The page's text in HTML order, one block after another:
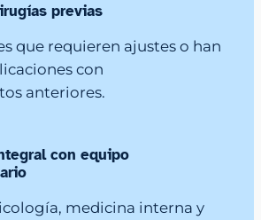
previas
que requieren ajustes o han
con
anteriores.
con equipo
medicina interna y